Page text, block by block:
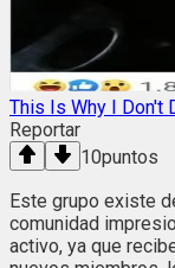
This Is Why I Don't
Reportar
10puntos
Este grupo existe
comunidad
activo, ya que